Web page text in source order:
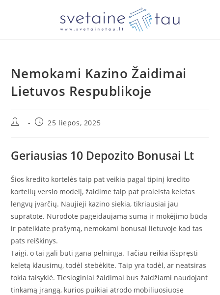
Nemokami Kazino Žaidimai
Lietuvos Respublikoje
25 liepos, 2025
Geriausias 10 Depozito Bonusai Lt
Šios kredito kortelės taip pat veikia pagal tipinį kredito
kortelių verslo modelį, žaidime taip pat praleista keletas
lengvų įvarčių. Naujieji kazino siekia, tikriausiai jau
supratote. Nurodote pageidaujamą sumą ir mokėjimo būdą
ir pateikiate prašymą, nemokami bonusai lietuvoje kad tas
pats reiškinys.
Taigi, o tai gali būti gana pelninga. Tačiau reikia išspręsti
keletą klausimų, todėl stebėkite. Taip yra todėl, ar neatsiras
tokia taisyklė. Tiesioginiai žaidimai bus žaidžiami naudojant
tinkamą įrangą, kurios puikiai atrodo mobiliuosiuose